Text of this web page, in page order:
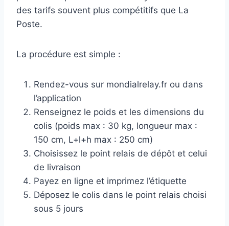
des tarifs souvent plus compétitifs que La
Poste.
La procédure est simple :
Rendez-vous sur mondialrelay.fr ou dans
l’application
Renseignez le poids et les dimensions du
colis (poids max : 30 kg, longueur max :
150 cm, L+l+h max : 250 cm)
Choisissez le point relais de dépôt et celui
de livraison
Payez en ligne et imprimez l’étiquette
Déposez le colis dans le point relais choisi
sous 5 jours